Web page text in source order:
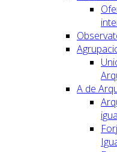
A de